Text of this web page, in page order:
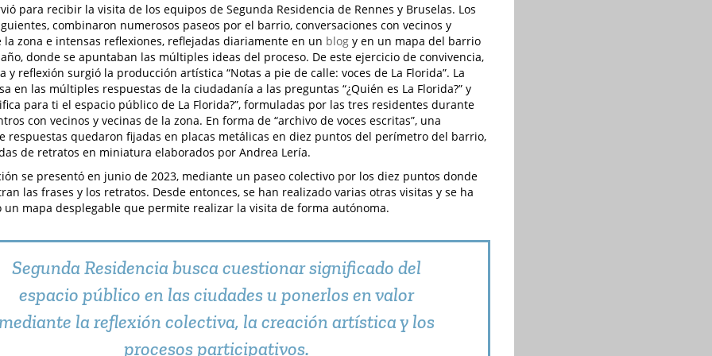
para recibir la visita de los equipos de Segunda Residencia de Rennes y Bruselas. Los
combinaron numerosos paseos por el barrio, conversaciones con vecinos y
la zona e intensas reflexiones, reflejadas diariamente en un blog y en un mapa del barrio
donde se apuntaban las múltiples ideas del proceso. De este ejercicio de convivencia,
y reflexión surgió la producción artística “Notas a pie de calle: voces de La Florida”. La
en las múltiples respuestas de la ciudadanía a las preguntas “¿Quién es La Florida?” y
para ti el espacio público de La Florida?”, formuladas por las tres residentes durante
con vecinos y vecinas de la zona. En forma de “archivo de voces escritas”, una
respuestas quedaron fijadas en placas metálicas en diez puntos del perímetro del barrio,
de retratos en miniatura elaborados por Andrea Lería.
se presentó en junio de 2023, mediante un paseo colectivo por los diez puntos donde
las frases y los retratos. Desde entonces, se han realizado varias otras visitas y se ha
mapa desplegable que permite realizar la visita de forma autónoma.
Segunda Residencia busca cuestionar significado del
espacio público en las ciudades u ponerlos en valor
la reflexión colectiva, la creación artística y los
procesos participativos.